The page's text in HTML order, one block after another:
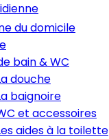
du domicile
bain & WC
douche
baignoire
et accessoires
aides à la toilette